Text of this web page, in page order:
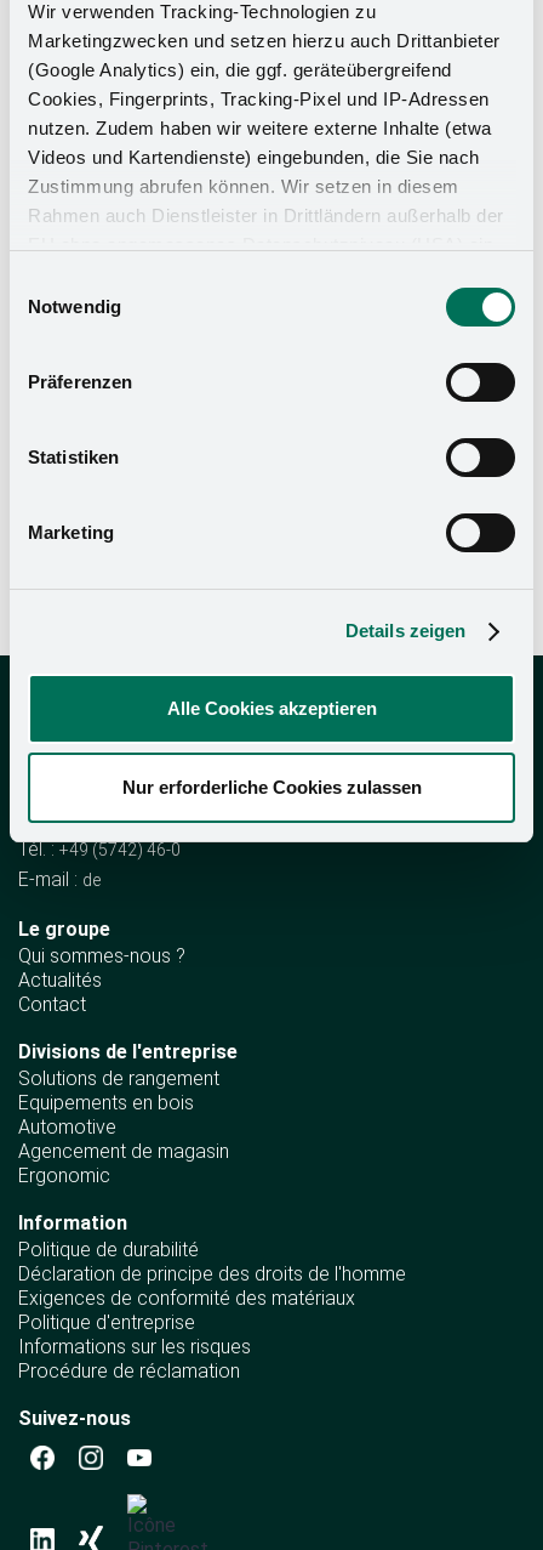
Wir verwenden Tracking-Technologien zu
Marketingzwecken und setzen hierzu auch Drittanbieter
(Google Analytics) ein, die ggf. geräteübergreifend
Cookies, Fingerprints, Tracking-Pixel und IP-Adressen
nutzen. Zudem haben wir weitere externe Inhalte (etwa
Videos und Kartendienste) eingebunden, die Sie nach
Zustimmung abrufen können. Wir setzen in diesem
Rahmen auch Dienstleister in Drittländern außerhalb der
zu Sicherheits- und Überwachungszwecken zugreifen,
Rechtsmittel einlegen können. Mit Ihrer Einstellung
willigen Sie in die oben beschriebenen Vorgänge ein. Sie
widerrufen. Mehr Informationen finden Sie in unserer
Impressum.
Notwendig
Präferenzen
Statistiken
Marketing
Details zeigen
Alle Cookies akzeptieren
Nur erforderliche Cookies zulassen
instructions de montage
ergoAGENT base
Mindener Str. 208
49152 Bad Essen
Allemagne
Tél. :+49 (5742) 46-0
E-mail : de
Le groupe
Qui sommes-nous ?
Actualités
Contact
Divisions de l'entreprise
Solutions de rangement
Equipements en bois
Automotive
Agencement de magasin
Ergonomic
Information
Politique de durabilité
Déclaration de principe des droits de l'homme
Exigences de conformité des matériaux
Politique d'entreprise
Informations sur les risques
Procédure de réclamation
Suivez-nous